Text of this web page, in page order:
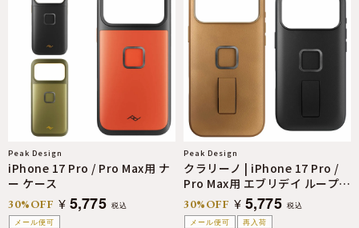
メール便可
Peak Design
iPhone 17 Pro / Pro Max用 ナ
ー ケース
30%OFF ¥ 5,775 税込
メール便可
再入荷
Peak Design
クラリーノ | iPhone 17 Pro /
Pro Max用 エブリデイ ループケ
ース
30%OFF ¥ 5,775 税込